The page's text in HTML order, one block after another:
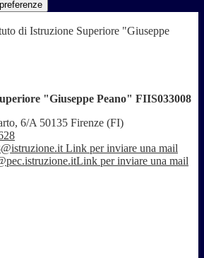
di Istruzione Superiore "Giuseppe
"Giuseppe Peano" FIIS033008
6/A 50135 Firenze (FI)
Link per inviare una mail
Link per inviare una mail